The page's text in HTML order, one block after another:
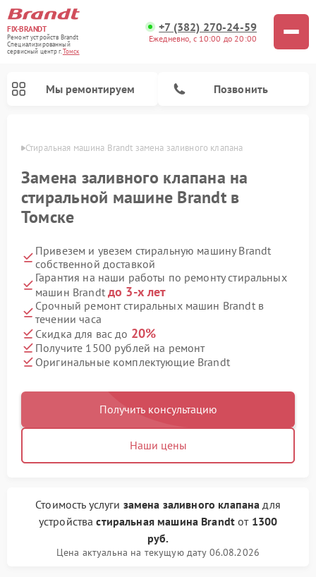
FIX-BRANDT
Ремонт устройств Brandt
Специализированный
cервисный центр г.Томск
+7 (382) 270-24-59
Ежедневно, с 10:00 до 20:00
Мы ремонтируем Позвонить
Стиральная машина Brandt замена заливного клапана
Замена заливного клапана на
стиральной машине Brandt в
Томске
Привезем и увезем стиральную машину Brandt
собственной доставкой
Гарантия на наши работы по ремонту стиральных
машин Brandt до 3-х лет
Срочный ремонт стиральных машин Brandt в
течении часа
Скидка для вас до 20%
Получите 1500 рублей на ремонт
Оригинальные комплектующие Brandt
Получить консультацию
Наши цены
Стоимость услуги замена заливного клапана для
устройствастиральная машина Brandt от 1300
руб.
Цена актуальна на текущую дату 06.08.2026